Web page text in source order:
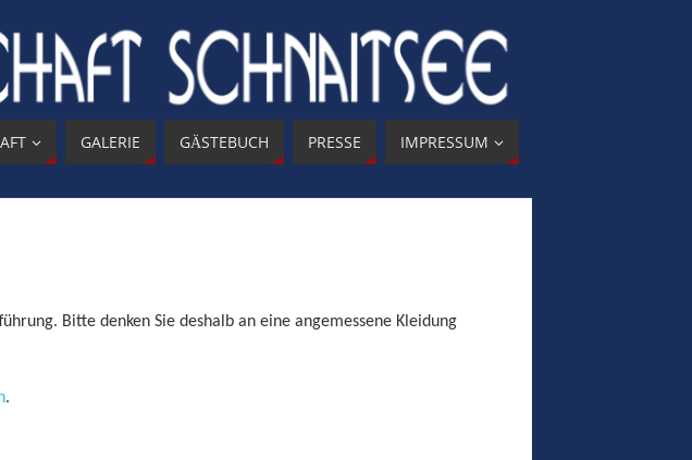
GALERIE GÄSTEBUCH PRESSE IMPRESSUM
Bitte denken Sie deshalb an eine angemessene Kleidung
.